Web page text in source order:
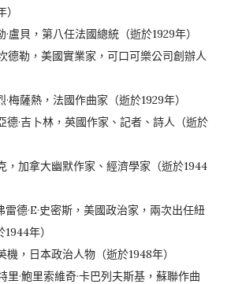
·盧貝，第八任法國總統（逝於1929年）
德勒，美國實業家，可口可樂公司創辦人
·梅薩熱，法國作曲家（逝於1929年）
德·吉卜林，英國作家、記者、詩人（逝於
，加拿大幽默作家、經濟學家（逝於1944
雷德·E·史密斯，美國政治家，兩次出任紐
年）
機，日本政治人物（逝於1948年）
里·鮑里索維奇·卡巴列夫斯基，蘇聯作曲